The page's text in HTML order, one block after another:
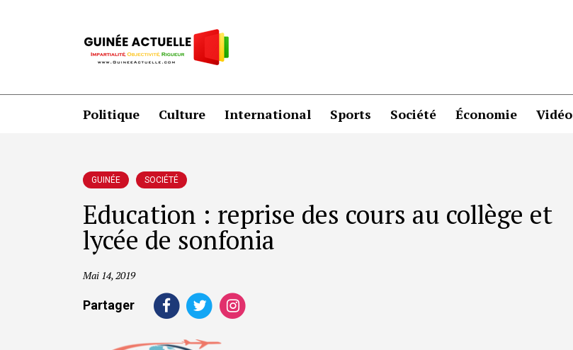
Politique Culture International Sports Société Économie Vidéo
GUINÉE SOCIÉTÉ
Education : reprise des cours au collège et
lycée de sonfonia
Mai 14, 2019
Partager